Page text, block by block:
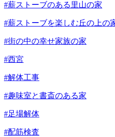
#薪ストーブのある里山の家
#薪ストーブを楽しむ丘の上の
#街の中の幸せ家族の家
#西宮
#解体工事
#趣味室と書斎のある家
#足場解体
#配筋検査